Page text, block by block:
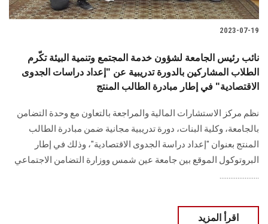
2023-07-19
نائب رئيس الجامعة لشؤون خدمة المجتمع وتنمية البيئة تكّرم
الطلاب المشاركين بالدورة تدريبية عن "إعداد دراسات الجدوى
الاقتصادية" في إطار مبادرة الطالب المنتج
نظم مركز الاستشارات المالية والمراجعة بالتعاون مع وحدة التضامن
بالجامعة، وكلية البنات، دورة تدريبية مجانية ضمن مبادرة الطالب
المنتج بعنوان "إعداد دراسة الجدوى الاقتصادية"، وذلك في إطار
البروتوكول الموقع بين جامعة عين شمس ووزارة التضامن الاجتماعي
......................
اقرأ المزيد